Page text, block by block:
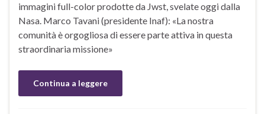
immagini full-color prodotte da Jwst, svelate oggi dalla
Nasa. Marco Tavani (presidente Inaf): «La nostra
comunità è orgogliosa di essere parte attiva in questa
straordinaria missione»
Continua a leggere